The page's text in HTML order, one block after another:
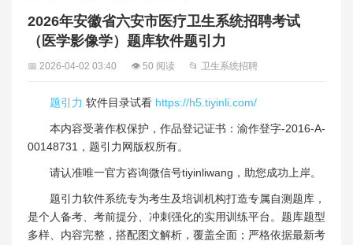
2026年安徽省六安市医疗卫生系统招聘考试
（医学影像学）题库软件题引力
📅 2026-04-02 03:40 👁 50 阅读 📂 卫生系统招聘
题引力 软件目录试看 https://h5.tiyinli.com/
本内容受著作权保护，作品登记证书：渝作登字-2016-A-
00148731，题引力网版权所有。
请认准唯一官方咨询微信号tiyinliwang，助您成功上岸。
题引力软件系统专为考生及培训机构打造专属自测题库，
是个人备考、考前提分、冲刺强化的实用训练平台。题库题型
多样、内容完整，搭配图文解析，覆盖全面；严格依据最新考